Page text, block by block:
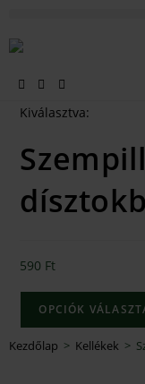
Kiválasztva:
590 Ft
OPCIÓK
Kezdőlap > Kellékek >